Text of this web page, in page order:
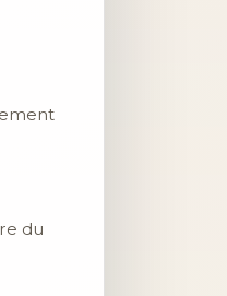
du